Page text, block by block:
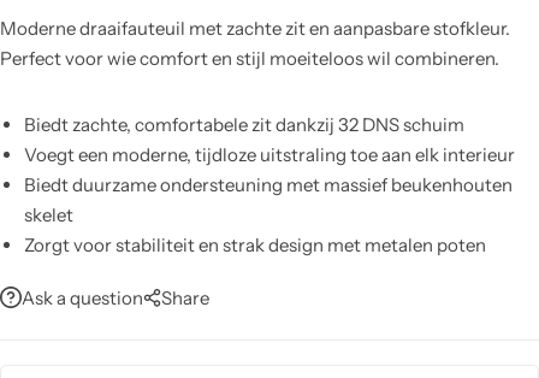
Moderne draaifauteuil met zachte zit en aanpasbare stofkleur.
Perfect voor wie comfort en stijl moeiteloos wil combineren.
Biedt zachte, comfortabele zit dankzij 32 DNS schuim
Voegt een moderne, tijdloze uitstraling toe aan elk interieur
Biedt duurzame ondersteuning met massief beukenhouten
skelet
Zorgt voor stabiliteit en strak design met metalen poten
voet
Ask a question Share